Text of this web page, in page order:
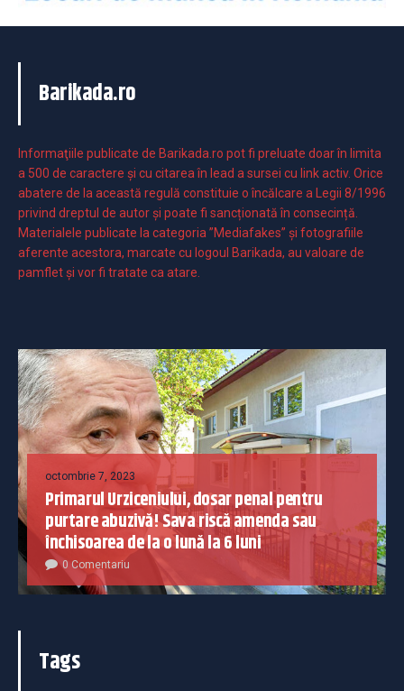
Barikada.ro
Informaţiile publicate de Barikada.ro pot fi preluate doar în limita
a 500 de caractere şi cu citarea în lead a sursei cu link activ. Orice
abatere de la această regulă constituie o încălcare a Legii 8/1996
privind dreptul de autor și poate fi sancționată în consecință.
Materialele publicate la categoria ”Mediafakes” și fotografiile
aferente acestora, marcate cu logoul Barikada, au valoare de
pamflet și vor fi tratate ca atare.
octombrie 7, 2023
Primarul Urziceniului, dosar penal pentru
purtare abuzivă! Sava riscă amenda sau
închisoarea de la o lună la 6 luni
0 Comentariu
Tags